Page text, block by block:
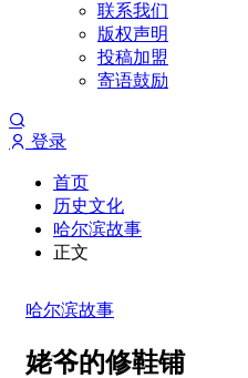
联系我们
版权声明
投稿加盟
寄语鼓励
登录
首页
历史文化
哈尔滨故事
正文
哈尔滨故事
姥爷的修鞋铺